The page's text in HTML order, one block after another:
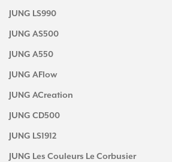
JUNG LS990
JUNG AS500
JUNG A550
JUNG AFlow
JUNG ACreation
JUNG CD500
JUNG LS1912
JUNG Les Couleurs Le Corbusier